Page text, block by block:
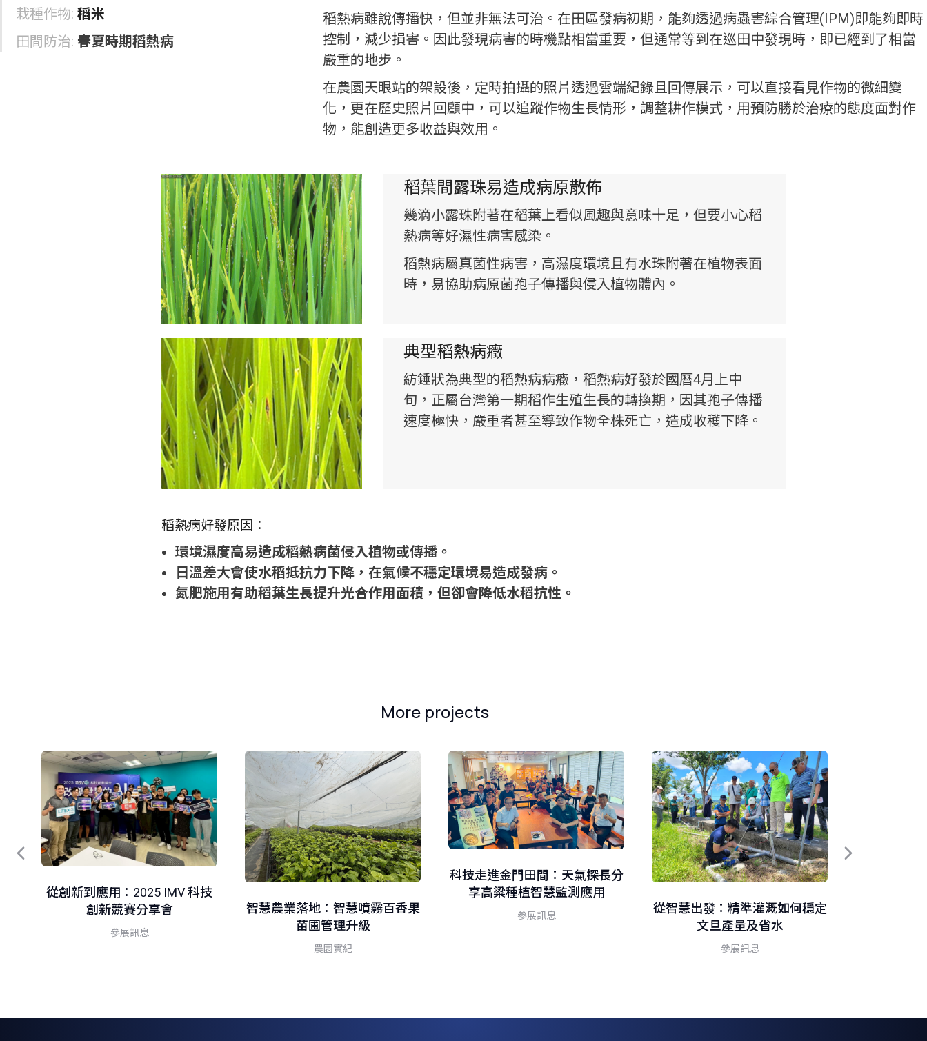
栽種作物: 稻米
田間防治: 春夏時期稻熱病
稻熱病雖說傳播快，但並非無法可治。在田區發病初期，能夠透過病蟲害綜合管理(IPM)即能夠即時
控制，減少損害。因此發現病害的時機點相當重要，但通常等到在巡田中發現時，即已經到了相當
嚴重的地步。
在農園天眼站的架設後，定時拍攝的照片透過雲端紀錄且回傳展示，可以直接看見作物的微細變
化，更在歷史照片回顧中，可以追蹤作物生長情形，調整耕作模式，用預防勝於治療的態度面對作
物，能創造更多收益與效用。
稻葉間露珠易造成病原散佈
幾滴小露珠附著在稻葉上看似風趣與意味十足，但要小心稻
熱病等好濕性病害感染。
稻熱病屬真菌性病害，高濕度環境且有水珠附著在植物表面
時，易協助病原菌孢子傳播與侵入植物體內。
典型稻熱病癥
紡錘狀為典型的稻熱病病癥，稻熱病好發於國曆4月上中
旬，正屬台灣第一期稻作生殖生長的轉換期，因其孢子傳播
速度極快，嚴重者甚至導致作物全株死亡，造成收穫下降。
稻熱病好發原因：
環境濕度高易造成稻熱病菌侵入植物或傳播。
日溫差大會使水稻抵抗力下降，在氣候不穩定環境易造成發病。
氮肥施用有助稻葉生長提升光合作用面積，但卻會降低水稻抗性。
More projects
從創新到應用：2025 IMV 科技
創新競賽分享會
參展訊息
智慧農業落地：智慧噴霧百香果
苗圃管理升級
農園實紀
科技走進金門田間：天氣探長分
享高粱種植智慧監測應用
參展訊息
從智慧出發：精準灌溉如何穩定
文旦產量及省水
參展訊息